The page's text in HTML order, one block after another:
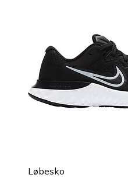
Løbesko